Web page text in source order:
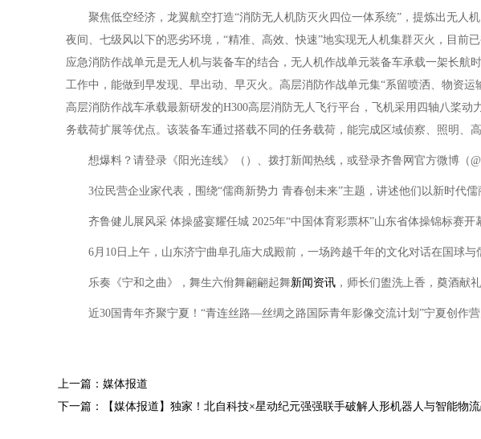
聚焦低空经济，龙翼航空打造“消防无人机防灭火四位一体系统”，提炼出无人
夜间、七级风以下的恶劣环境，“精准、高效、快速”地实现无人机集群灭火，目前
应急消防作战单元是无人机与装备车的结合，无人机作战单元装备车承载一架长
工作中，能做到早发现、早出动、早灭火。高层消防作战单元集“系留喷洒、物资
高层消防作战车承载最新研发的H300高层消防无人飞行平台，飞机采用四轴八桨
务载荷扩展等优点。该装备车通过搭载不同的任务载荷，能完成区域侦察、照明、
想爆料？请登录《阳光连线》（）、拨打新闻热线，或登录齐鲁网官方微博（@
3位民营企业家代表，围绕“儒商新势力 青春创未来”主题，讲述他们以新时代
齐鲁健儿展风采 体操盛宴耀任城 2025年“中国体育彩票杯”山东省体操锦标赛开
6月10日上午，山东济宁曲阜孔庙大成殿前，一场跨越千年的文化对话在国球与
乐奏《宁和之曲》，舞生六佾舞翩翩起舞新闻资讯 ，师长们盥洗上香，奠酒献
近30国青年齐聚宁夏！“青连丝路—丝绸之路国际青年影像交流计划”宁夏创作营
上一篇：媒体报道
下一篇：【媒体报道】独家！北自科技×星动纪元强强联手破解人形机器人与智能物